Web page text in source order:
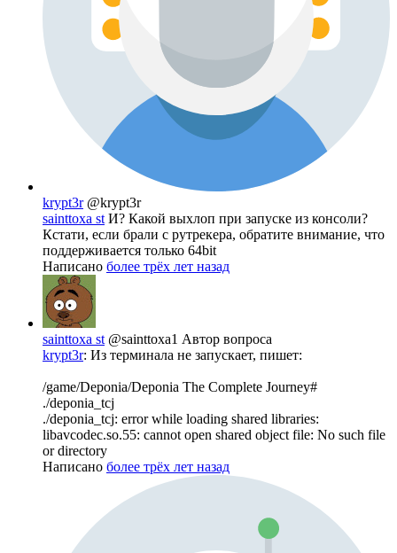
krypt3r @krypt3r
sainttoxa st И? Какой выхлоп при запуске из консоли?
Кстати, если брали с рутрекера, обратите внимание, что
поддерживается только 64bit
Написано более трёх лет назад
sainttoxa st @sainttoxa1 Автор вопроса
krypt3r: Из терминала не запускает, пишет:
/game/Deponia/Deponia The Complete Journey#
./deponia_tcj
./deponia_tcj: error while loading shared libraries:
libavcodec.so.55: cannot open shared object file: No such file
or directory
Написано более трёх лет назад